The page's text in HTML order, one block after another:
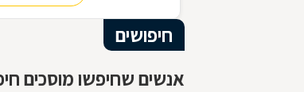
חיפושים
אנשים שחיפשו מוסכים